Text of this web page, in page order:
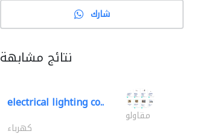
شارك
نتائج مشابهة
electrical lighting co..
مقاولو
كهرباء